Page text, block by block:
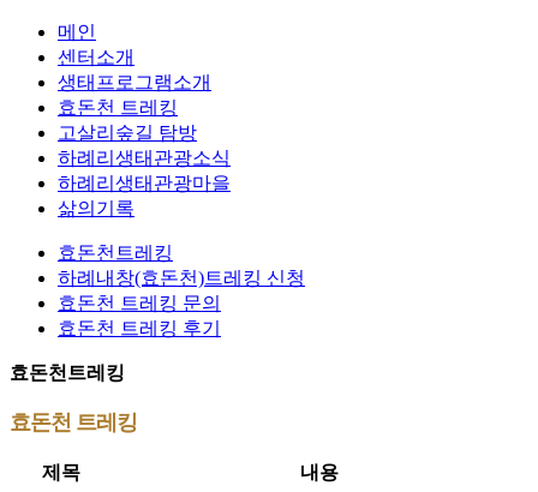
메인
센터소개
생태프로그램소개
효돈천 트레킹
고살리숲길 탐방
하례리생태관광소식
하례리생태관광마을
삶의기록
효돈천트레킹
하례내창(효돈천)트레킹 신청
효돈천 트레킹 문의
효돈천 트레킹 후기
효돈천트레킹
효돈천 트레킹
제목 내용